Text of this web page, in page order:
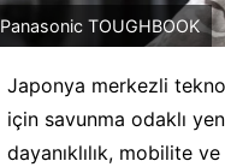
Panasonic TOUGHBOOK
Japonya merkezli
için savunma odaklı
dayanıklılık, mobilite